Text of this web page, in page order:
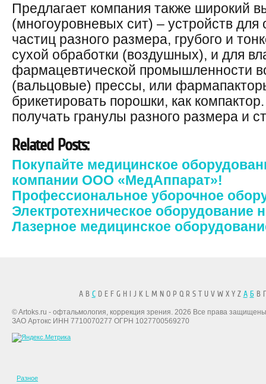
Предлагает компания также широкий
(многоуровневых сит) – устройств для
частиц разного размера, грубого и
сухой обработки (воздушных), и для
фармацевтической промышленности
(вальцовые) прессы, или
брикетировать порошки, как
получать гранулы разного размера и
Related Posts:
Покупайте медицинское
компании ООО «МедАппарат»!
Профессиональное уборочное
Электротехническое оборудование
Лазерное медицинское
A B CD E F G H I J K L M N O P Q R S T U V W X Y Z А БВ
© Artoks.ru - офтальмология, коррекция зрения. 2026 Все права
ЗАО Артокс ИНН 7710070277 ОГРН 1027700569270
Разное